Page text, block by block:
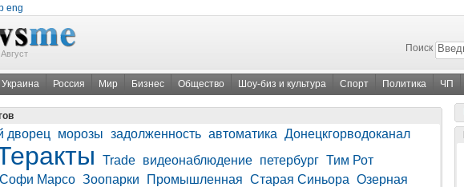
eng
Поиск
Украина Россия Мир Бизнес Общество Шоу-биз и культура Спорт Политика ЧП
дворец морозы задолженность автоматика Донецкгорводоканал
Trade видеонаблюдение петербург Тим Рот
Софи Марсо Зоопарки Промышленная Старая Синьора Озерная